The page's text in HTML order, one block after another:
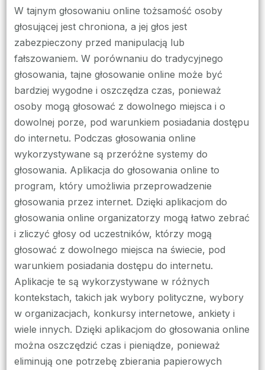
W tajnym głosowaniu online tożsamość osoby
głosującej jest chroniona, a jej głos jest
zabezpieczony przed manipulacją lub
fałszowaniem. W porównaniu do tradycyjnego
głosowania, tajne głosowanie online może być
bardziej wygodne i oszczędza czas, ponieważ
osoby mogą głosować z dowolnego miejsca i o
dowolnej porze, pod warunkiem posiadania dostępu
do internetu. Podczas głosowania online
wykorzystywane są przeróżne systemy do
głosowania. Aplikacja do głosowania online to
program, który umożliwia przeprowadzenie
głosowania przez internet. Dzięki aplikacjom do
głosowania online organizatorzy mogą łatwo zebrać
i zliczyć głosy od uczestników, którzy mogą
głosować z dowolnego miejsca na świecie, pod
warunkiem posiadania dostępu do internetu.
Aplikacje te są wykorzystywane w różnych
kontekstach, takich jak wybory polityczne, wybory
w organizacjach, konkursy internetowe, ankiety i
wiele innych. Dzięki aplikacjom do głosowania online
można oszczędzić czas i pieniądze, ponieważ
eliminują one potrzebę zbierania papierowych